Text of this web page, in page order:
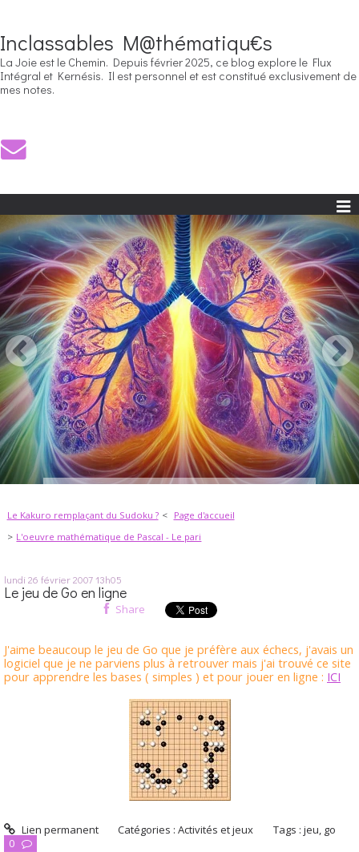
Inclassables M@thématiqu€s
La Joie est le Chemin. Depuis février 2025, ce blog explore le Flux
Intégral et Kernésis. Il est personnel et est constitué exclusivement de
mes notes.
Le Kakuro remplaçant du Sudoku ?
Page d'accueil
L'oeuvre mathématique de Pascal - Le pari
lundi 26 février 200713h05
Le jeu de Go en ligne
Share
J'aime beaucoup le jeu de Go que je préfère aux échecs, j'avais un
logiciel que je ne parviens plus à retrouver mais j'ai trouvé ce site
pour apprendre les bases ( simples ) et pour jouer en ligne : ICI
Lien permanent Catégories :Activités et jeux Tags :jeu, go
0